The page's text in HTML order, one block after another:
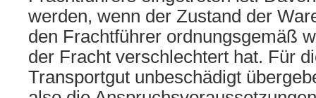
werden, wenn der Zustand der
den Frachtführer ordnungsgemäß
der Fracht verschlechtert hat. Für
Transportgut unbeschädigt